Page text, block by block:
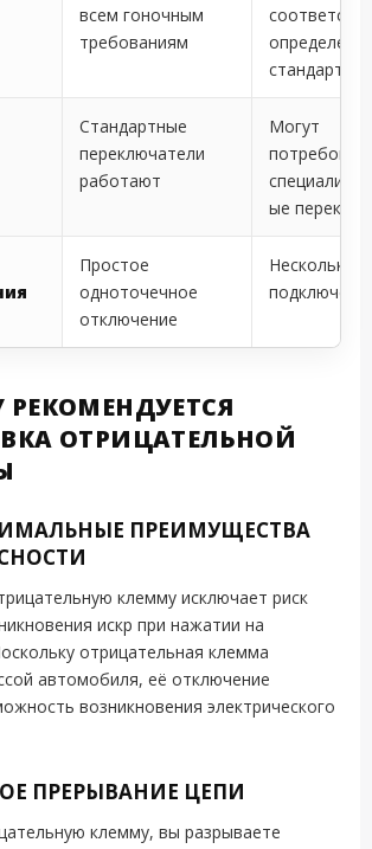
всем гоночным
требованиям
стандартам
Стандартные
переключатели
работают
Могут
ые
Простое
одноточечное
отключение
Несколько
РЕКОМЕНДУЕТСЯ
ОТРИЦАТЕЛЬНОЙ
ПРЕИМУЩЕСТВА
клемму исключает риск
искр при нажатии на
отрицательная клемма
автомобиля, её отключение
возникновения электрического
ПРЕРЫВАНИЕ ЦЕПИ
клемму, вы разрываете